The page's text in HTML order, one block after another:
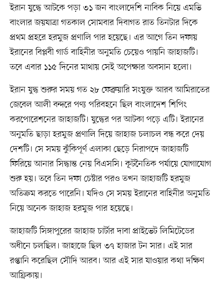
ইরান যুদ্ধে আটকে পড়া ৩১ জন বাংলাদেশি নাবিক নিয়ে এমভি
বাংলার জয়যাত্রা গতকাল সোমবার দিবাগত রাত তিনটার দিকে
প্রথম প্রহরে হরমুজ প্রণালি পার হয়েছে। এর আগে তিন দফায়
ইরানের বিপ্লবী গার্ড বাহিনীর অনুমতি চেয়েও পায়নি জাহাজটি।
তবে এবার ১১৫ দিনের মাথায় সেই অপেক্ষার অবসান হলো।
ইরান যুদ্ধ শুরুর সময় গত ২৮ ফেব্রুয়ারি সংযুক্ত আরব আমিরাতের
জেবেল আলী বন্দরে পণ্য পরিবহনে ছিল বাংলাদেশ শিপিং
করপোরেশনের জাহাজটি। যুদ্ধের পর আটকা পড়ে এটি। ইরানের
অনুমতি ছাড়া হরমুজ প্রণালি দিয়ে জাহাজ চলাচল বন্ধ করে দেয়
দেশটি। সে সময় ঝুঁকিপূর্ণ এলাকা ছেড়ে নিরাপদে জাহাজটি
ফিরিয়ে আনার সিদ্ধান্ত নেয় বিএসসি। কূটনৈতিক পর্যায়ে যোগাযোগ
শুরু হয়। তবে তিন দফা চেষ্টার পরও তখন জাহাজটি হরমুজ
অতিক্রম করতে পারেনি। যদিও সে সময় ইরানের বাহিনীর অনুমতি
নিয়ে অনেক জাহাজ হরমুজ পার হয়েছে।
জাহাজটি সিঙ্গাপুরের জাহাজ চার্টার দাবা প্রাইভেট লিমিটেডের
অধীনে চলছিল। জাহাজে ছিল ৩৭ হাজার টন সার। এই সার
রপ্তানি করেছিল সৌদি আরব। আর এই সার যাওয়ার কথা দক্ষিণ
আফ্রিকায়।